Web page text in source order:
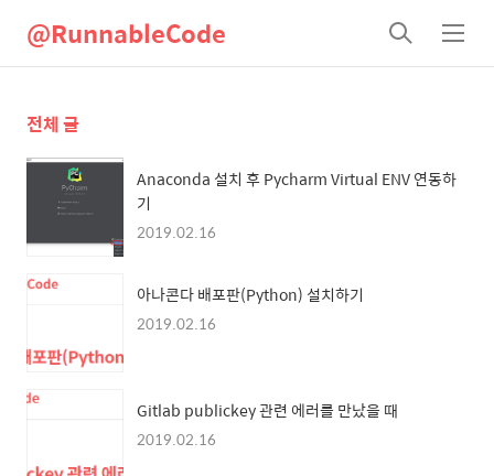
@RunnableCode
검
색
메
뉴
전체 글
Anaconda 설치 후 Pycharm Virtual ENV 연동하
기
2019.02.16
아나콘다 배포판(Python) 설치하기
2019.02.16
Gitlab publickey 관련 에러를 만났을 때
2019.02.16